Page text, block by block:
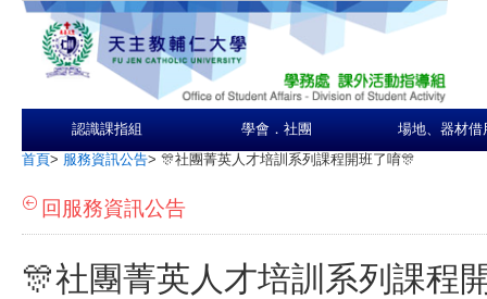
認識課指組 學會．社團 場地、器材借
首頁> 服務資訊公告> 🎊社團菁英人才培訓系列課程開班了唷🎊
回服務資訊公告
🎊社團菁英人才培訓系列課程